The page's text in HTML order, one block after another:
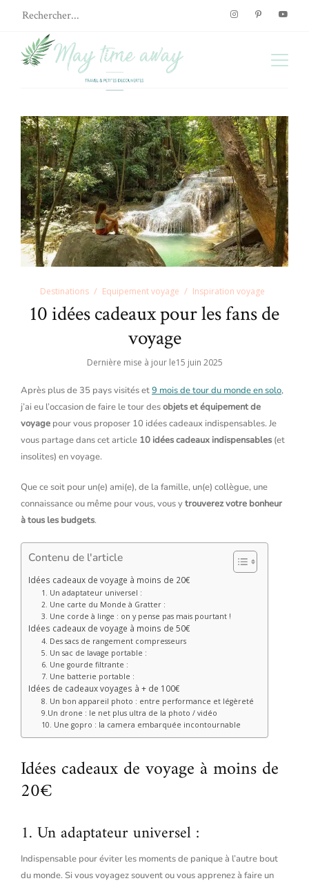
Destinations Equipement voyage Inspiration voyage
10 idées cadeaux pour les fans de
voyage
Dernière mise à jour le15 juin 2025
Après plus de 35 pays visités et9 mois de tour du monde en solo,
j’ai eu l’occasion de faire le tour desobjets et équipement de
voyage pour vous proposer 10 idées cadeaux indispensables. Je
vous partage dans cet article 10 idées cadeaux indispensables (et
insolites) en voyage.
Que ce soit pour un(e) ami(e), de la famille, un(e) collègue, une
connaissance ou même pour vous, vous ytrouverez votre bonheur
à tous les budgets.
Contenu de l'article
Idées cadeaux de voyage à moins de 20€
1. Un adaptateur universel :
2. Une carte du Monde à Gratter :
3. Une corde à linge : on y pense pas mais pourtant !
Idées cadeaux de voyage à moins de 50€
4. Des sacs de rangement compresseurs
5. Un sac de lavage portable :
6. Une gourde filtrante :
7. Une batterie portable :
Idées de cadeaux voyages à + de 100€
8. Un bon appareil photo : entre performance et légèreté
9.Un drone : le net plus ultra de la photo / vidéo
10. Une gopro : la camera embarquée incontournable
Idées cadeaux de voyage à moins de
20€
1. Un adaptateur universel :
Indispensable pour éviter les moments de panique à l’autre bout
du monde. Si vous voyagez souvent ou vous apprenez à faire un